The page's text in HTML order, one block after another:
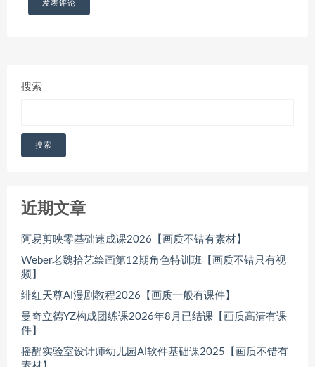
搜索
搜索
近期文章
阿易剪映零基础速成课2026【画质不错有素材】
Weber老魏拾艺绘画第12期角色特训班【画质不错只有视
频】
绯红天尊AI漫剧教程2026【画质一般有课件】
曼奇立德YZ构成团练课2026年8月已结课【画质高清有课
件】
摇醒实验室设计师幼儿园AI软件基础课2025【画质不错有